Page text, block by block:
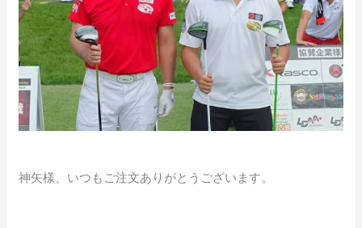
神矢様、いつもご注文ありがとうございます。